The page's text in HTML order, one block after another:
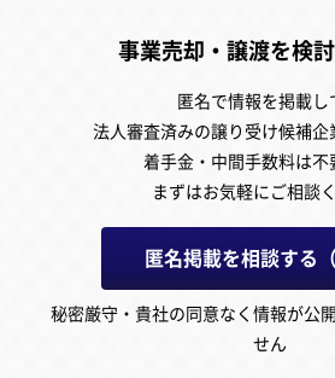
事業売却・譲渡を検
匿名で情報を掲載し
法人審査済みの譲り受け候補企
着手金・中間手数料は不
まずはお気軽にご相談
匿名掲載を相談する（
秘密厳守・貴社の同意なく情報が公
せん